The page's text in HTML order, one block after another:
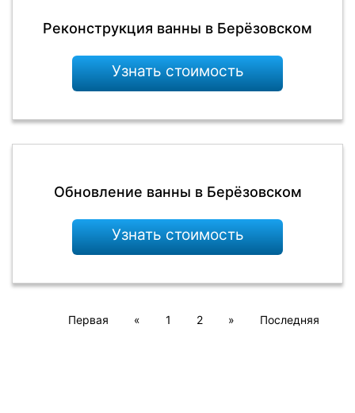
Реконструкция ванны в Берёзовском
Узнать стоимость
Обновление ванны в Берёзовском
Узнать стоимость
Первая « 1 2 » Последняя